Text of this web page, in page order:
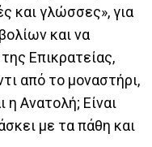
και γλώσσες», για
και να
Επικρατείας,
από το μοναστήρι,
η Ανατολή; Είναι
με τα πάθη και